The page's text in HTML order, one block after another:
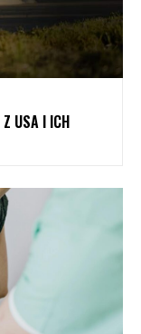
Z USA I ICH